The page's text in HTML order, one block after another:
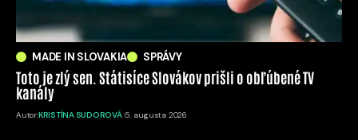
MADE IN SLOVAKIA SPRÁVY
Toto je zlý sen. Státisíce Slovákov prišli o obľúbené TV
kanály
Autor:KRISTÍNA SUDOROVÁ 5. augusta 2026